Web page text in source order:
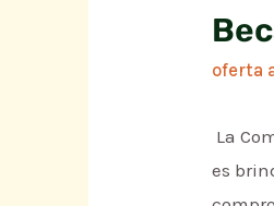
oferta
La
es